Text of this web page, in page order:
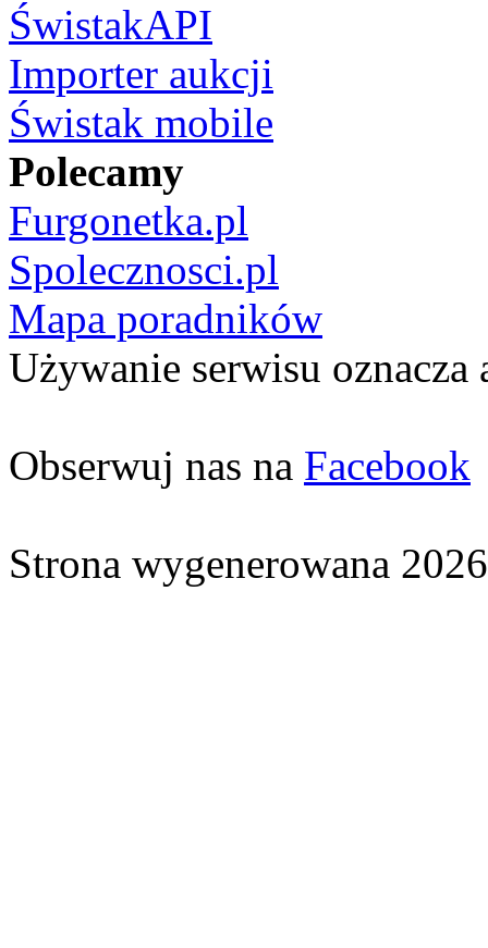
ŚwistakAPI
Importer aukcji
Świstak mobile
Polecamy
Furgonetka.pl
Spolecznosci.pl
Mapa poradników
Używanie serwisu oznacza
Obserwuj nas na Facebook
Strona wygenerowana